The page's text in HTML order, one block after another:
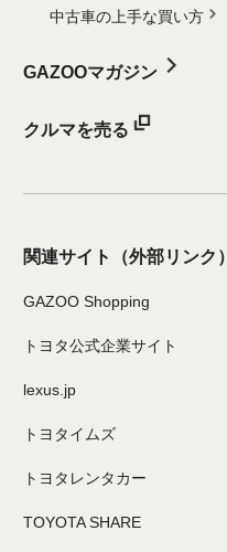
中古車の上手な買い方
GAZOOマガジン
クルマを売る
関連サイト （外部リンク）
GAZOO Shopping
トヨタ公式企業サイト
lexus.jp
トヨタイムズ
トヨタレンタカー
TOYOTA SHARE